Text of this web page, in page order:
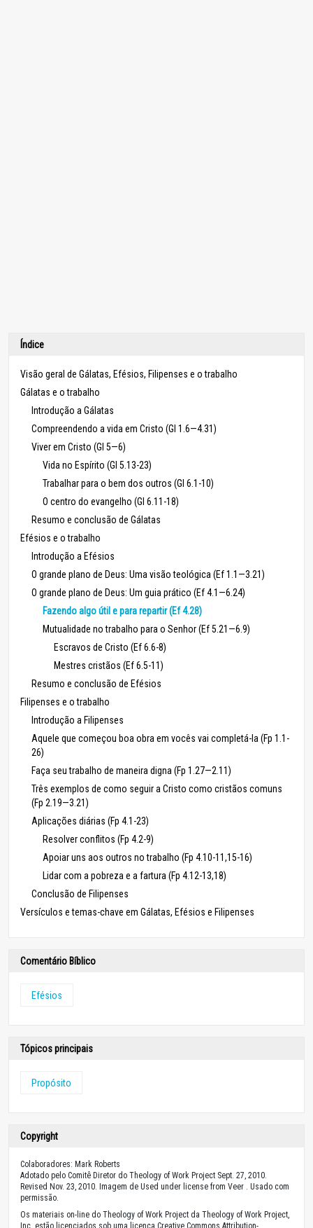
Índice
Visão geral de Gálatas, Efésios, Filipenses e o trabalho
Gálatas e o trabalho
Introdução a Gálatas
Compreendendo a vida em Cristo (Gl 1.6—4.31)
Viver em Cristo (Gl 5—6)
Vida no Espírito (Gl 5.13-23)
Trabalhar para o bem dos outros (Gl 6.1-10)
O centro do evangelho (Gl 6.11-18)
Resumo e conclusão de Gálatas
Efésios e o trabalho
Introdução a Efésios
O grande plano de Deus: Uma visão teológica (Ef 1.1—3.21)
O grande plano de Deus: Um guia prático (Ef 4.1—6.24)
Fazendo algo útil e para repartir (Ef 4.28)
Mutualidade no trabalho para o Senhor (Ef 5.21—6.9)
Escravos de Cristo (Ef 6.6-8)
Mestres cristãos (Ef 6.5-11)
Resumo e conclusão de Efésios
Filipenses e o trabalho
Introdução a Filipenses
Aquele que começou boa obra em vocês vai completá-la (Fp 1.1-
26)
Faça seu trabalho de maneira digna (Fp 1.27—2.11)
Três exemplos de como seguir a Cristo como cristãos comuns
(Fp 2.19—3.21)
Aplicações diárias (Fp 4.1-23)
Resolver conflitos (Fp 4.2-9)
Apoiar uns aos outros no trabalho (Fp 4.10-11,15-16)
Lidar com a pobreza e a fartura (Fp 4.12-13,18)
Conclusão de Filipenses
Versículos e temas-chave em Gálatas, Efésios e Filipenses
Comentário Bíblico
Efésios
Tópicos principais
Propósito
Copyright
Colaboradores: Mark Roberts
Adotado pelo Comitê Diretor do Theology of Work Project Sept. 27, 2010.
Revised Nov. 23, 2010. Imagem de Used under license from Veer . Usado com
permissão.
Os materiais on-line do Theology of Work Project da Theology of Work Project,
Inc. estão licenciados sob uma licença Creative Commons Attribution-